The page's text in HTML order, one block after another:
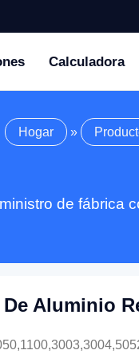
Calculadora
Hogar »
de fábrica
De Aluminio